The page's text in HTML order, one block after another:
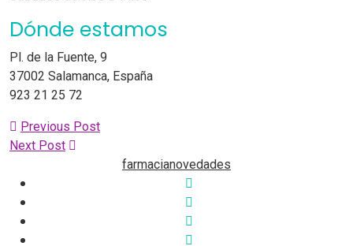
Dónde estamos
Pl. de la Fuente, 9
37002 Salamanca, España
923 21 25 72
Previous Post
Next Post
farmacianovedades